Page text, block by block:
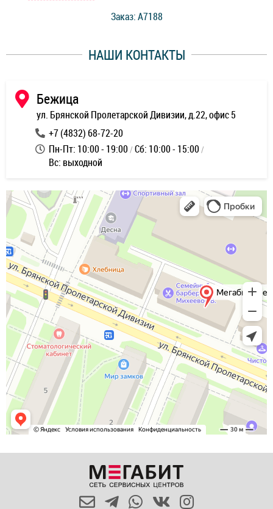
работы и оперативность!Заказ: A7188
НАШИ КОНТАКТЫ
Бежица
ул. Брянской Пролетарской Дивизии, д.22, офис 5
+7 (4832) 68-72-20
Пн-Пт: 10:00 - 19:00 Сб: 10:00 - 15:00
Вс: выходной